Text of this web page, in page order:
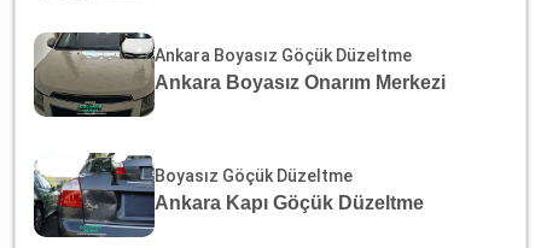
Ankara Boyasız Göçük Düzeltme
Ankara Boyasız Onarım Merkezi
Boyasız Göçük Düzeltme
Ankara Kapı Göçük Düzeltme